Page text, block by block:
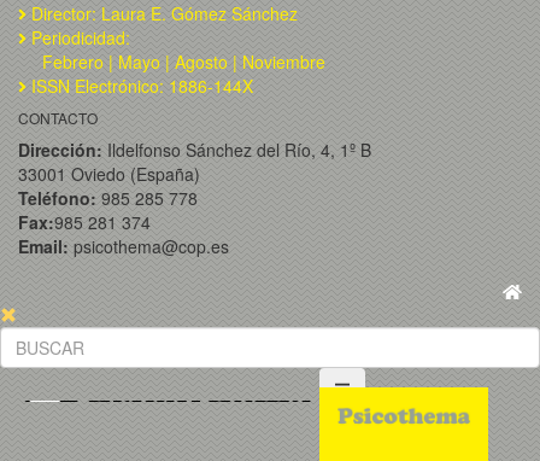
Director: Laura E. Gómez Sánchez
Periodicidad:
Febrero | Mayo | Agosto | Noviembre
ISSN Electrónico: 1886-144X
CONTACTO
Dirección: Ildelfonso Sánchez del Río, 4, 1º B
33001 Oviedo (España)
Teléfono: 985 285 778
Fax:985 281 374
Email: psicothema@cop.es